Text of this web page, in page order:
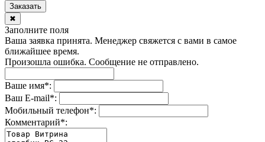
Заказать
✖
Заполните поля
Ваша заявка принята. Менеджер свяжется с вами в самое
ближайшее время.
Произошла ошибка. Сообщение не отправлено.
Ваше имя*:
Ваш E-mail*:
Мобильный телефон*:
Комментарий*: